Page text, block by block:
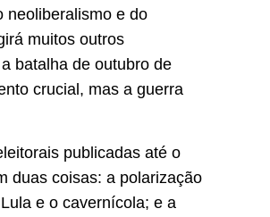
neoliberalismo e do
muitos outros
batalha de outubro de
crucial, mas a guerra
publicadas até o
duas coisas: a polarização
e o cavernícola; e a